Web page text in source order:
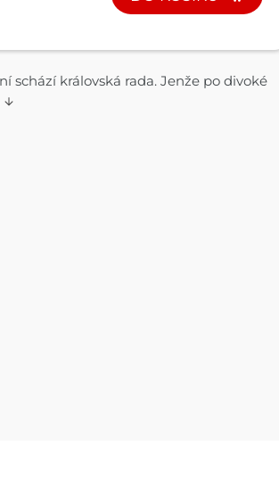
schází královská rada. Jenže po divoké